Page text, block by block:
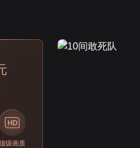
级画质
会员